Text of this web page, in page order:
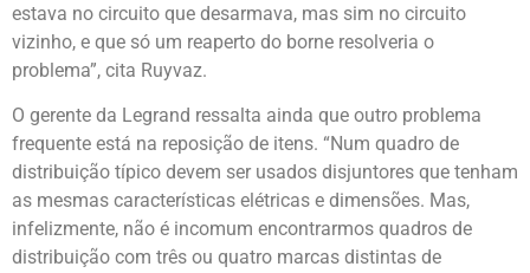
estava no circuito que desarmava, mas sim no circuito
vizinho, e que só um reaperto do borne resolveria o
problema”, cita Ruyvaz.
O gerente da Legrand ressalta ainda que outro problema
frequente está na reposição de itens. “Num quadro de
distribuição típico devem ser usados disjuntores que tenham
as mesmas características elétricas e dimensões. Mas,
infelizmente, não é incomum encontrarmos quadros de
distribuição com três ou quatro marcas distintas de